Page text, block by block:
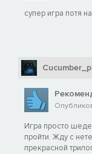
супер игра потя
Игра просто
пройти. Жду с
прекрасной